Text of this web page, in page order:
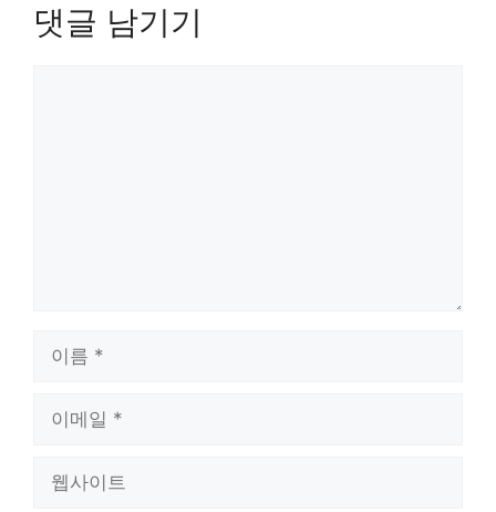
댓글 남기기